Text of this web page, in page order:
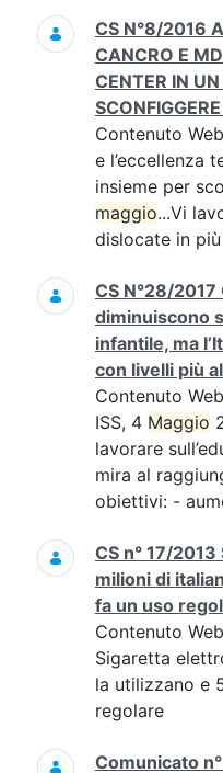
CS N°8/2016
CANCRO E
CENTER IN
Contenuto Web
e l’eccellenza
insieme per
maggio...Vi
dislocate in
CS N°28/2017
diminuiscono
infantile, ma
con livelli più
Contenuto Web
ISS, 4 Maggio
lavorare
mira al
obiettivi: -
CS n° 17/
milioni di
fa un uso
Contenuto Web
Sigaretta
la utilizzano e
regolare
Comunicato